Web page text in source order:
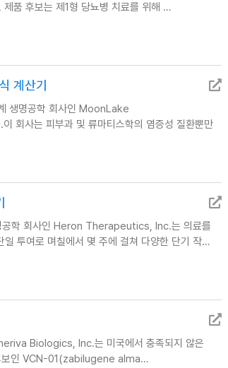
품 후보는 제1형 당뇨병 치료를 위해 …
계산기
생명공학 회사인 MoonLake
회사는 피부과 및 류마티스학의 염증성 질환뿐만
학 회사인 Heron Therapeutics, Inc.는 의료를
일 투여로 며칠에서 몇 주에 걸쳐 다양한 단기 작…
Biologics, Inc.는 미국에서 충족되지 않은
보인 VCN-01(zabilugene alma…